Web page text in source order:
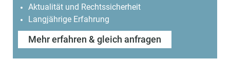
Aktualität und Rechtssicherheit
Langjährige Erfahrung
Mehr erfahren & gleich anfragen